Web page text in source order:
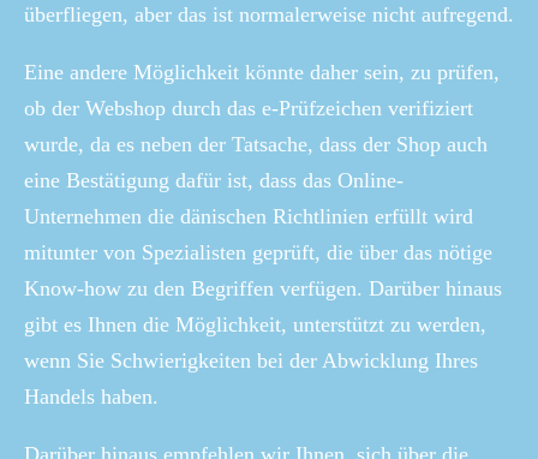
überfliegen, aber das ist normalerweise nicht aufregend.
Eine andere Möglichkeit könnte daher sein, zu prüfen,
ob der Webshop durch das e-Prüfzeichen verifiziert
wurde, da es neben der Tatsache, dass der Shop auch
eine Bestätigung dafür ist, dass das Online-
Unternehmen die dänischen Richtlinien erfüllt wird
mitunter von Spezialisten geprüft, die über das nötige
Know-how zu den Begriffen verfügen. Darüber hinaus
gibt es Ihnen die Möglichkeit, unterstützt zu werden,
wenn Sie Schwierigkeiten bei der Abwicklung Ihres
Handels haben.
Darüber hinaus empfehlen wir Ihnen, sich über die